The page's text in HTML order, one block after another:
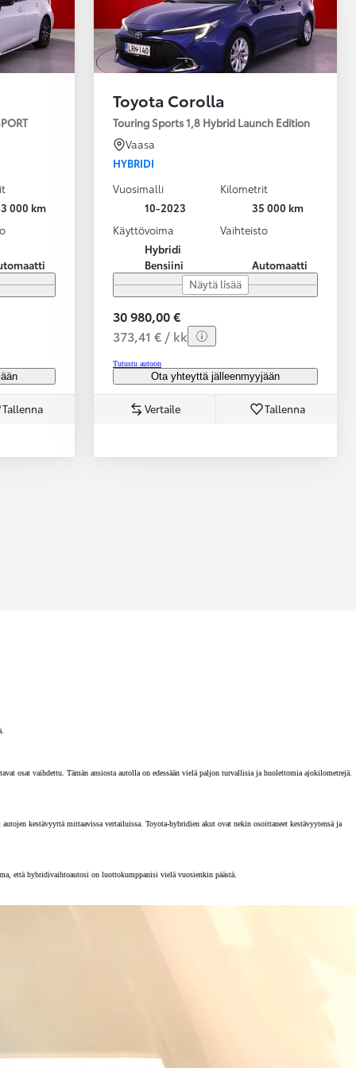
000 km
Tallenna
Toyota Corolla
Touring Sports 1,8 Hybrid Launch Edition
Vaasa
HYBRIDI
Vuosimalli
10-2023
Kilometrit
35 000 km
Käyttövoima
Hybridi
Bensiini
Vaihteisto
Automaatti
Näytä lisää
30 980,00 €
373,41 € / kk
Tutustu autoon
Ota yhteyttä jälleenmyyjään
Vertaile Tallenna
osat vaihdettu. Tämän ansiosta autolla on edessään vielä paljon turvallisia ja huolettomia ajokilometrejä.
kestävyyttä mittaavissa vertailuissa. Toyota-hybridien akut ovat nekin osoittaneet kestävyytensä ja
että hybridivaihtoautosi on luottokumppanisi vielä vuosienkin päästä.